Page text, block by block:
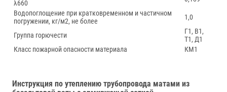
λ660
Водопоглощение при кратковременном и частичном
погружении, кг/м2, не более
1,0
Группа горючести
Г1, В1,
Т1, Д1
Класс пожарной опасности материала
КМ1
Инструкция по утеплению трубопровода матами из